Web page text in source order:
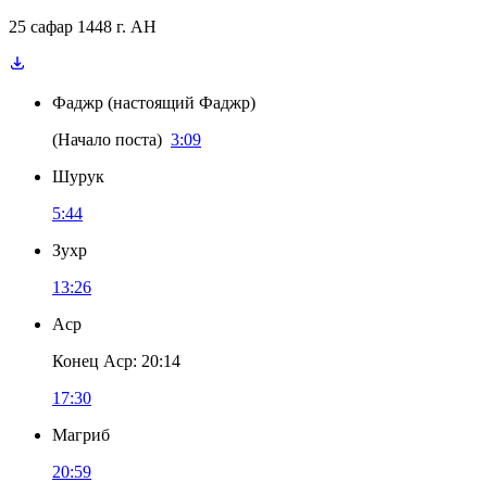
25 сафар 1448 г. AH
Фаджр (настоящий Фаджр)
(Начало поста) 3:09
Шурук
5:44
Зухр
13:26
Аср
Конец Аср: 20:14
17:30
Магриб
20:59